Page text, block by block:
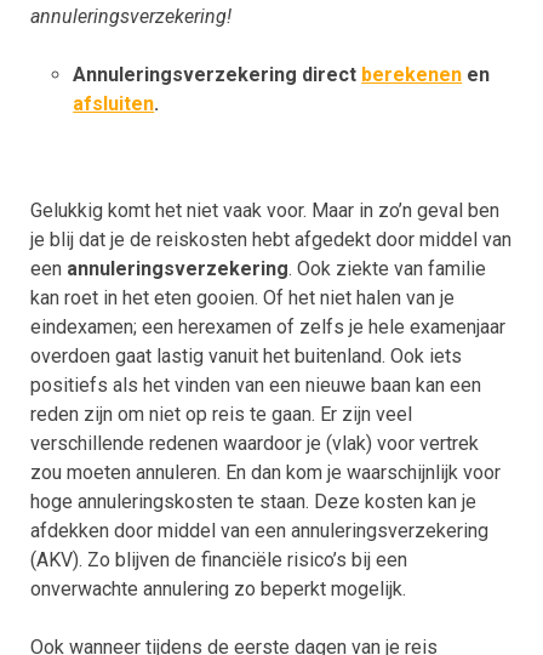
annuleringsverzekering!
Annuleringsverzekering direct berekenen en
afsluiten.
Gelukkig komt het niet vaak voor. Maar in zo’n geval ben
je blij dat je de reiskosten hebt afgedekt door middel van
een annuleringsverzekering. Ook ziekte van familie
kan roet in het eten gooien. Of het niet halen van je
eindexamen; een herexamen of zelfs je hele examenjaar
overdoen gaat lastig vanuit het buitenland. Ook iets
positiefs als het vinden van een nieuwe baan kan een
reden zijn om niet op reis te gaan. Er zijn veel
verschillende redenen waardoor je (vlak) voor vertrek
zou moeten annuleren. En dan kom je waarschijnlijk voor
hoge annuleringskosten te staan. Deze kosten kan je
afdekken door middel van een annuleringsverzekering
(AKV). Zo blijven de financiële risico’s bij een
onverwachte annulering zo beperkt mogelijk.
Ook wanneer tijdens de eerste dagen van je reis